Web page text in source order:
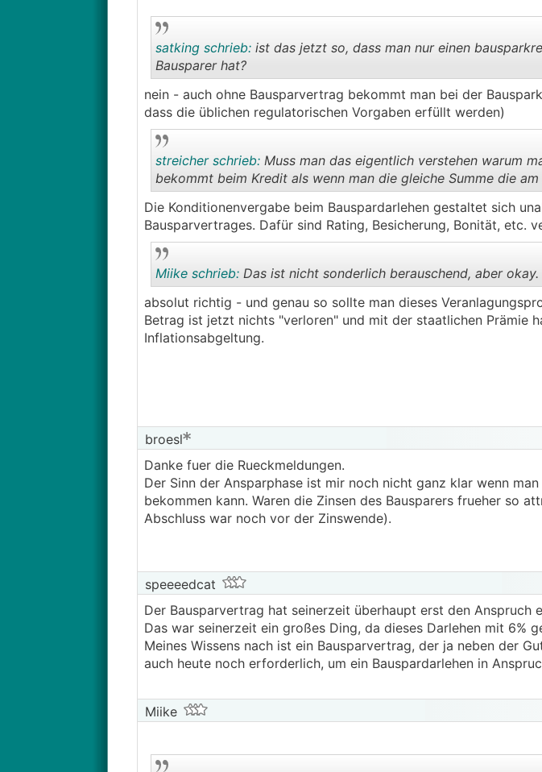
..
satking schrieb:ist das jetzt so, dass man nur einen
Bausparer hat?
nein - auch ohne Bausparvertrag bekommt man bei der
dass die üblichen regulatorischen Vorgaben erfüllt werden)
..
streicher schrieb:Muss man das eigentlich verstehen warum
bekommt beim Kredit als wenn man die gleiche Summe die
Die Konditionenvergabe beim Bauspardarlehen gestaltet sich
Bausparvertrages. Dafür sind Rating, Besicherung, Bonität, etc.
Miike schrieb:Das ist nicht sonderlich berauschend, aber okay.
absolut richtig - und genau so sollte man dieses
Betrag ist jetzt nichts "verloren" und mit der staatlichen Prämie
Inflationsabgeltung.
broesl
Danke fuer die Rueckmeldungen.
Der Sinn der Ansparphase ist mir noch nicht ganz klar wenn
bekommen kann. Waren die Zinsen des Bausparers frueher so
Abschluss war noch vor der Zinswende).
speeeedcat
Der Bausparvertrag hat seinerzeit überhaupt erst den Anspruch
Das war seinerzeit ein großes Ding, da dieses Darlehen mit 6%
Meines Wissens nach ist ein Bausparvertrag, der ja neben der
auch heute noch erforderlich, um ein Bauspardarlehen in
Miike